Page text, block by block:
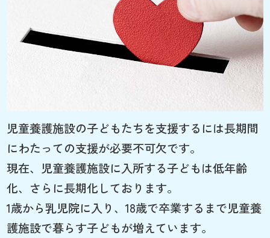
児童養護施設の子どもたちを支援するには長期間
にわたっての支援が必要不可欠です。
現在、児童養護施設に入所する子どもは低年齢
化、さらに長期化しております。
1歳から乳児院に入り、18歳で卒業するまで児童養
護施設で暮らす子どもが増えています。